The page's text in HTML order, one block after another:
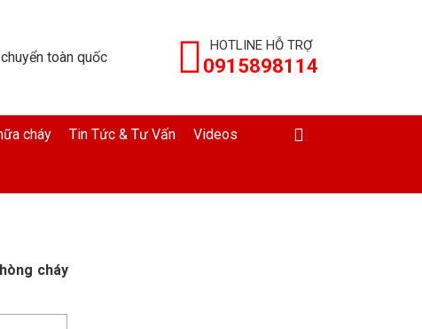
toàn quốc
HOTLINE HỖ TRỢ
0915898114
cháy Tin Tức & Tư Vấn Videos
cháy